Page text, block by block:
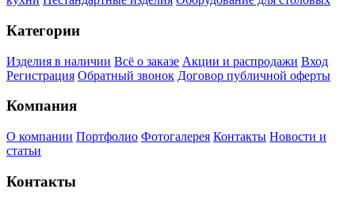
Категории
Изделия в наличии Всё о заказе Акции и распродажи Вход
Регистрация Обратный звонок Договор публичной оферты
Компания
О компании Портфолио Фотогалерея Контакты Новости и
статьи
Контакты